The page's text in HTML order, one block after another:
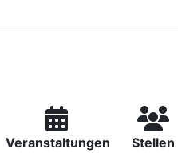
Veranstaltungen Stellen